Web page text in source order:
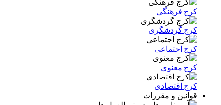
کرج فرهنگی
کرج گردشگری
کرج اجتماعی
کرج معنوی
کرج اقتصادی
قوانین و مقررات